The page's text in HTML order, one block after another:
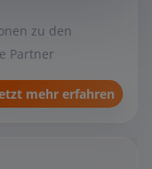
zu den
Partner
mehr erfahren